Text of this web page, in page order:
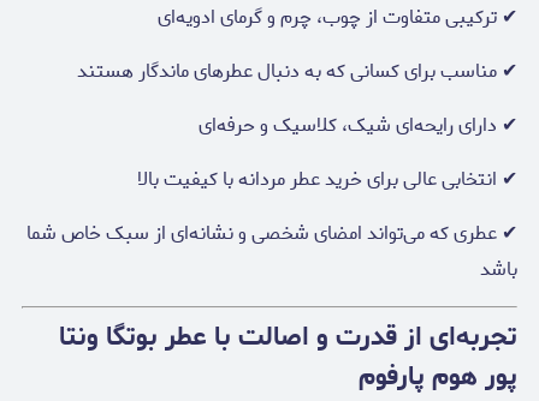
✔ ترکیبی متفاوت از چوب، چرم و گرمای ادویه‌ای
✔ مناسب برای کسانی که به دنبال عطرهای ماندگار هستند
✔ دارای رایحه‌ای شیک، کلاسیک و حرفه‌ای
✔ انتخابی عالی برای خرید عطر مردانه با کیفیت بالا
✔ عطری که می‌تواند امضای شخصی و نشانه‌ای از سبک خاص شما
باشد
تجربه‌ای از قدرت و اصالت با عطر بوتگا ونتا
پور هوم پارفوم